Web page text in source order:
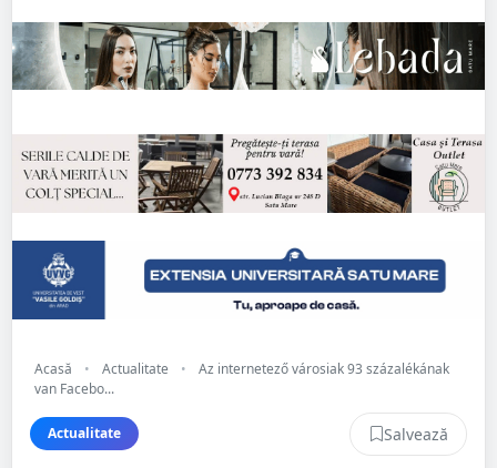
Acasă • Actualitate •
Az internetező városiak 93 százalékának
van Facebo...
Actualitate Salvează